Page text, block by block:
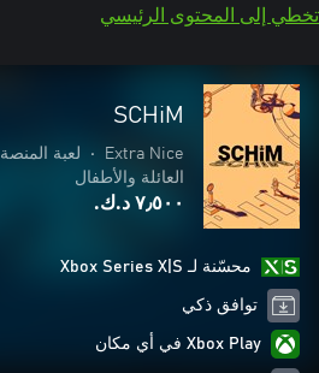
تخطي إلى المحتوى الرئيسي
SCHiM
Extra Nice
• لعبة المنصة
العائلة والأطفال
٧٫٥٠٠ د.ك.‏
محسّنة لـ Xbox Series X|S
توافق ذكي
Xbox Play في أي مكان